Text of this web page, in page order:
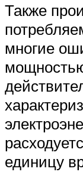
Также
многие
единицу